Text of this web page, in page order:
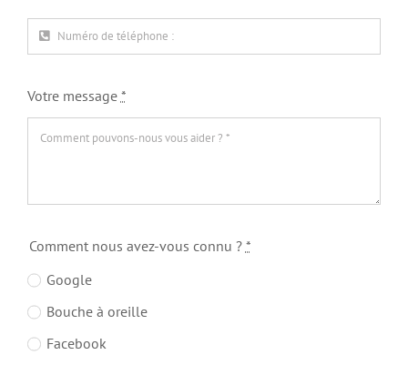
Votre message *
Comment nous avez-vous connu ? *
Google
Bouche à oreille
Facebook